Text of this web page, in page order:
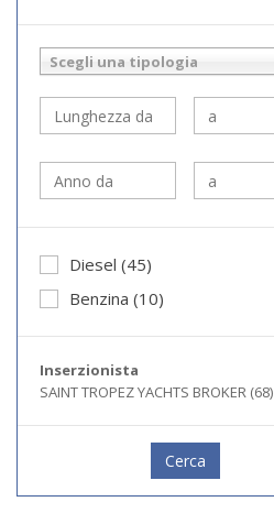
Scegli una tipologia
Diesel (45)
Benzina (10)
Inserzionista
SAINT TROPEZ YACHTS BROKER (68)
Cerca